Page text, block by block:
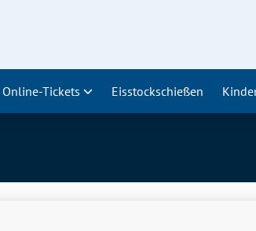
Online-Tickets Eisstockschießen